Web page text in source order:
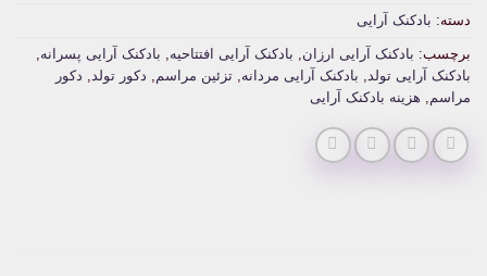
دسته: بادکنک آرایی
برچسب: بادکنک آرایی ارزان بادکنک آرایی افتتاحیه بادکنک آرایی پسرانه
بادکنک آرایی تولد
بادکنک آرایی مردانه تزئین مراسم دکور تولد
دکور
مراسم
هزینه بادکنک آرایی